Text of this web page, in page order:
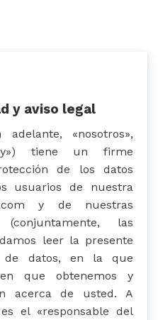
y aviso legal
«nosotros»,
tiene un firme
de los datos
usuarios de nuestra
y de nuestras
las
leer la presente
de datos, en la que
que obtenemos y
acerca de usted. A
el «responsable del